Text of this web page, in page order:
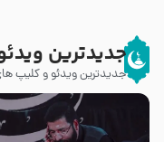
جدیدترین
جدیدترین ویدئو و کلیپ